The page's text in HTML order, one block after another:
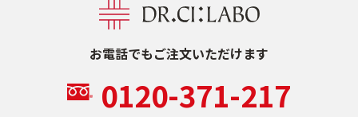
お電話でもご注文いただけます
0120-371-217